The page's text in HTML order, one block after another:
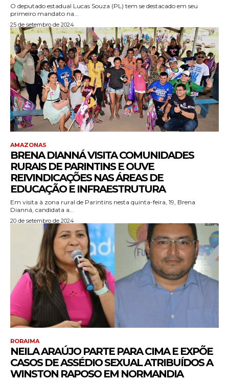
O deputado estadual Lucas Souza (PL) tem se destacado em seu
primeiro mandato na...
25 de setembro de 2024
AMAZONAS
BRENA DIANNÁ VISITA COMUNIDADES
RURAIS DE PARINTINS E OUVE
REIVINDICAÇÕES NAS ÁREAS DE
EDUCAÇÃO E INFRAESTRUTURA
Em visita à zona rural de Parintins nesta quinta-feira, 19, Brena
Dianná, candidata a...
20 de setembro de 2024
RORAIMA
NEILA ARAÚJO PARTE PARA CIMA E EXPÕE
CASOS DE ASSÉDIO SEXUAL ATRIBUÍDOS A
WINSTON RAPOSO EM NORMANDIA